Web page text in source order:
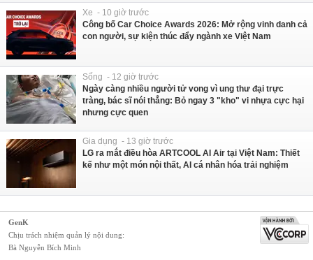
Xe - 10 giờ trước
Công bố Car Choice Awards 2026: Mở rộng vinh danh cả
con người, sự kiện thúc đẩy ngành xe Việt Nam
Sống - 12 giờ trước
Ngày càng nhiều người tử vong vì ung thư đại trực
tràng, bác sĩ nói thẳng: Bỏ ngay 3 "kho" vi nhựa cực hại
nhưng cực quen
Gia dụng - 13 giờ trước
LG ra mắt điều hòa ARTCOOL AI Air tại Việt Nam: Thiết
kế như một món nội thất, AI cá nhân hóa trải nghiệm
GenK
Chịu trách nhiệm quản lý nội dung:
Bà Nguyễn Bích Minh